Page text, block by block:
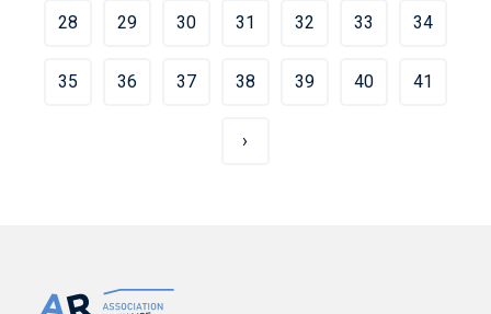
28 29 30 31 32 33 34
35 36 37 38 39 40 41
›